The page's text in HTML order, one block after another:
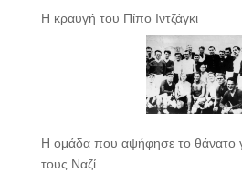
Η κραυγή του Πίπο Ιντζάγκι
Η ομάδα που αψήφησε το θάνατο
τους Ναζί